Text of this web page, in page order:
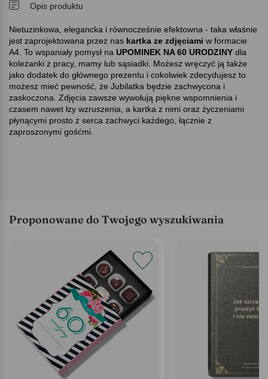
Opis produktu
Nietuzinkowa, elegancka i równocześnie efektowna - taka właśnie
jest zaprojektowana przez nas kartka ze zdjęciami w formacie
A4. To wspaniały pomysł na UPOMINEK NA 60 URODZINY dla
koleżanki z pracy, mamy lub sąsiadki. Możesz wręczyć ją także
jako dodatek do głównego prezentu i cokolwiek zdecydujesz to
możesz mieć pewność, że Jubilatka będzie zachwycona i
zaskoczona. Zdjęcia zawsze wywołują piękne wspomnienia i
czasem nawet łzy wzruszenia, a kartka z nimi oraz życzeniami
płynącymi prosto z serca zachwyci każdego, łącznie z
zaproszonymi gośćmi.
Proponowane do Twojego wyszukiwania